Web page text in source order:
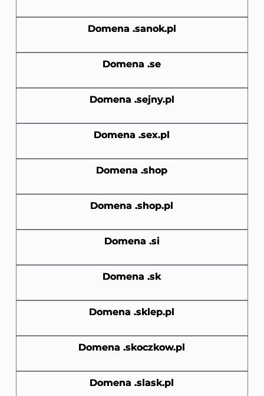
Domena .sanok.pl
Domena .se
Domena .sejny.pl
Domena .sex.pl
Domena .shop
Domena .shop.pl
Domena .si
Domena .sk
Domena .sklep.pl
Domena .skoczkow.pl
Domena .slask.pl